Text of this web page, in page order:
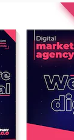
для создания
1 миллиона
студий.